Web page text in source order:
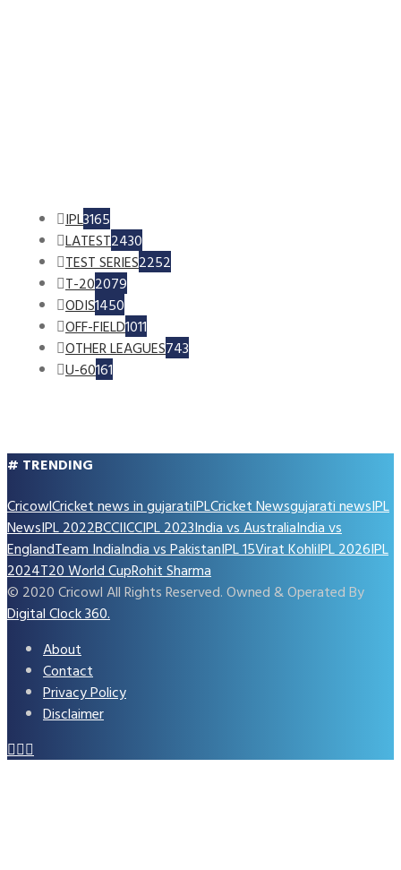
IPL3165
LATEST2430
TEST SERIES2252
T-202079
ODIS1450
OFF-FIELD1011
OTHER LEAGUES743
U-60161
# TRENDING
CricowlCricket news in gujaratiIPLCricket Newsgujarati newsIPL
NewsIPL 2022BCCIICCIPL 2023India vs AustraliaIndia vs
EnglandTeam IndiaIndia vs PakistanIPL 15Virat KohliIPL 2026IPL
2024T20 World CupRohit Sharma
© 2020 Cricowl All Rights Reserved. Owned & Operated By
Digital Clock 360.
About
Contact
Privacy Policy
Disclaimer